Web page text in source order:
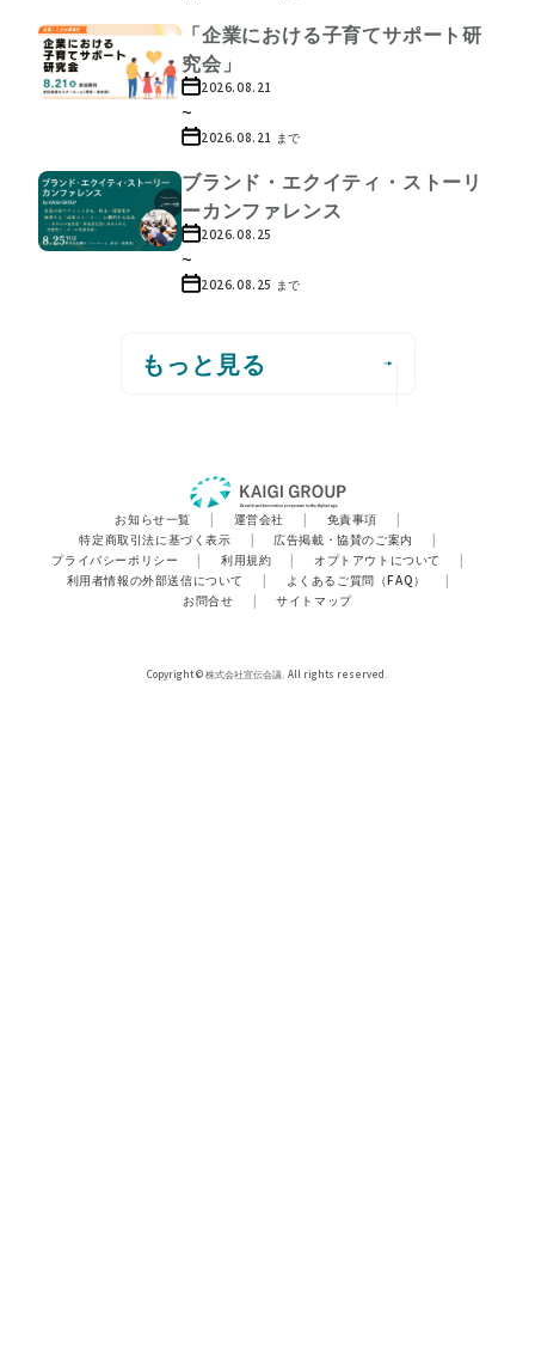
「企業における子育てサポート研
究会」
2026.08.21
~
2026.08.21 まで
ブランド・エクイティ・ストーリ
ーカンファレンス
2026.08.25
~
2026.08.25 まで
もっと見る
お知らせ一覧 | 運営会社 | 免責事項
|
特定商取引法に基づく表示
| 広告掲載・協賛のご案内
|
プライバシーポリシー
| 利用規約 | オプトアウトについて
|
利用者情報の外部送信について
| よくあるご質問（FAQ）
|
お問合せ
| サイトマップ
Copyright © 株式会社宣伝会議. All rights reserved.